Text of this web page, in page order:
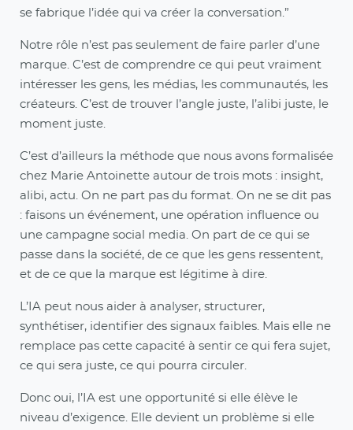
se fabrique l’idée qui va créer la conversation.”
Notre rôle n’est pas seulement de faire parler d’une
marque. C’est de comprendre ce qui peut vraiment
intéresser les gens, les médias, les communautés, les
créateurs. C’est de trouver l’angle juste, l’alibi juste, le
moment juste.
C’est d’ailleurs la méthode que nous avons formalisée
chez Marie Antoinette autour de trois mots : insight,
alibi, actu. On ne part pas du format. On ne se dit pas
: faisons un événement, une opération influence ou
une campagne social media. On part de ce qui se
passe dans la société, de ce que les gens ressentent,
et de ce que la marque est légitime à dire.
L’IA peut nous aider à analyser, structurer,
synthétiser, identifier des signaux faibles. Mais elle ne
remplace pas cette capacité à sentir ce qui fera sujet,
ce qui sera juste, ce qui pourra circuler.
Donc oui, l’IA est une opportunité si elle élève le
niveau d’exigence. Elle devient un problème si elle